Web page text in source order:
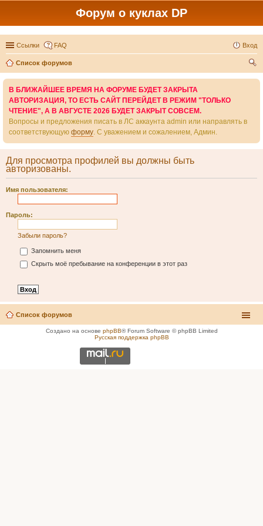
Форум о куклах DP
Ссылки FAQ Вход
Список форумов
В БЛИЖАЙШЕЕ ВРЕМЯ НА ФОРУМЕ БУДЕТ ЗАКРЫТА
АВТОРИЗАЦИЯ, ТО ЕСТЬ САЙТ ПЕРЕЙДЕТ В РЕЖИМ "ТОЛЬКО
ЧТЕНИЕ", А В АВГУСТЕ 2026 БУДЕТ ЗАКРЫТ СОВСЕМ.
Вопросы и предложения писать в ЛС аккаунта admin или направлять в
соответствующую форму. С уважением и сожалением, Админ.
Для просмотра профилей вы должны быть
авторизованы.
Имя пользователя:
Пароль:
Забыли пароль?
Запомнить меня
Скрыть моё пребывание на конференции в этот раз
Список форумов
Создано на основе phpBB® Forum Software © phpBB Limited
Русская поддержка phpBB